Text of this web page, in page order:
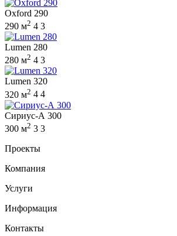
Oxford 290
290 м2 4 3
Lumen 280
280 м2 4 3
Lumen 320
320 м2 4 4
Сириус-А 300
300 м2 3 3
Проекты
Компания
Услуги
Информация
Контакты